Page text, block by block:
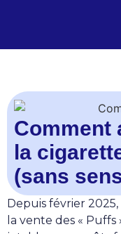
Comment
la
(sans
Depuis février
la vente des «